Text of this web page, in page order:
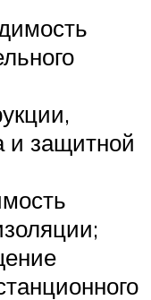
и защитной